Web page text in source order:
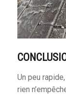
Un peu
rien